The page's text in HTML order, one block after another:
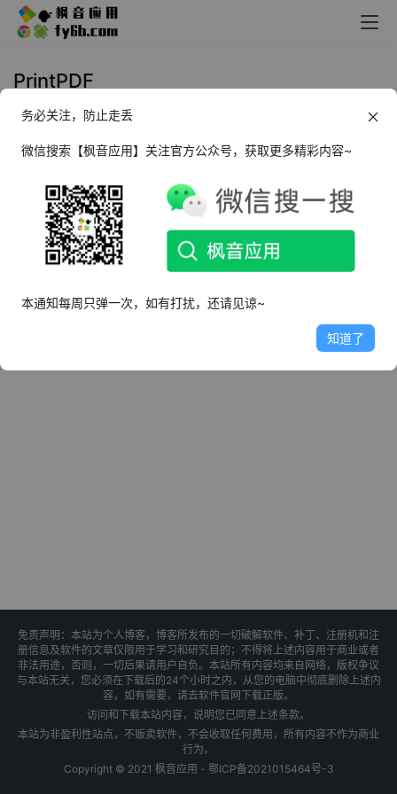
PrintPDF
Windows PrintPDF 电子发票打印
工具_v2023.01
2023年3月9日
免责声明：本站为个人博客，博客所发布的一切破解软件、补丁、注册机和注
册信息及软件的文章仅限用于学习和研究目的；不得将上述内容用于商业或者
非法用途，否则，一切后果请用户自负。本站所有内容均来自网络，版权争议
与本站无关，您必须在下载后的24个小时之内，从您的电脑中彻底删除上述内
容，如有需要，请去软件官网下载正版。
访问和下载本站内容，说明您已同意上述条款。
本站为非盈利性站点，不贩卖软件，不会收取任何费用，所有内容不作为商业
行为。
Copyright © 2021 枫音应用 - 鄂ICP备2021015464号-3
务必关注，防止走丢
微信搜索【枫音应用】关注官方公众号，获取更多精彩内容~
本通知每周只弹一次，如有打扰，还请见谅~
知道了